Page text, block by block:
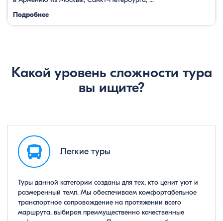
Подробнее
Какой уровень сложности тура
вы ищите?
Легкие туры
Туры данной категории созданы для тех, кто ценит уют и
размеренный темп. Мы обеспечиваем комфортабельное
транспортное сопровождение на протяжении всего
маршрута, выбирая преимущественно качественные